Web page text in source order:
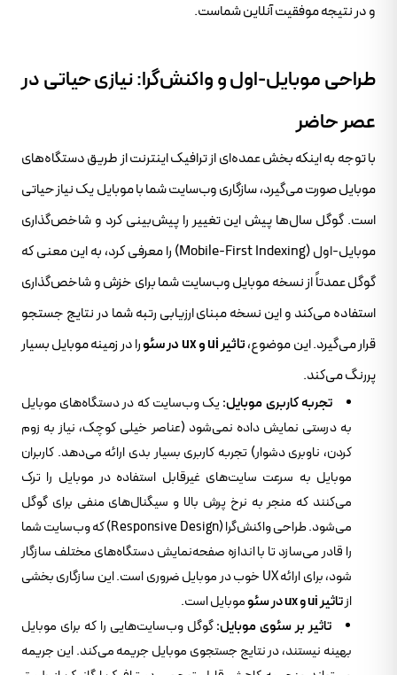
و در نتیجه موفقیت آنلاین شماست.
طراحی موبایل-اول و واکنش‌گرا: نیازی حیاتی در
عصر حاضر
با توجه به اینکه بخش عمده‌ای از ترافیک اینترنت از طریق دستگاه‌های
موبایل صورت می‌گیرد، سازگاری وب‌سایت شما با موبایل یک نیاز حیاتی
است. گوگل سال‌ها پیش این تغییر را پیش‌بینی کرد و شاخص‌گذاری
موبایل-اول (Mobile-First Indexing) را معرفی کرد، به این معنی که
گوگل عمدتاً از نسخه موبایل وب‌سایت شما برای خزش و شاخص‌گذاری
استفاده می‌کند و این نسخه مبنای ارزیابی رتبه شما در نتایج جستجو
قرار می‌گیرد. این موضوع،تاثیر ui و ux در سئو
را در زمینه موبایل بسیار
پررنگ می‌کند.
تجربه کاربری موبایل: یک وب‌سایت که در دستگاه‌های موبایل
به درستی نمایش داده نمی‌شود (عناصر خیلی کوچک، نیاز به زوم
کردن، ناوبری دشوار) تجربه کاربری بسیار بدی ارائه می‌دهد. کاربران
موبایل به سرعت سایت‌های غیرقابل استفاده در موبایل را ترک
می‌کنند که منجر به نرخ پرش بالا و سیگنال‌های منفی برای گوگل
می‌شود. طراحی واکنش‌گرا (Responsive Design) که وب‌سایت شما
را قادر می‌سازد تا با اندازه صفحه‌نمایش دستگاه‌های مختلف سازگار
شود، برای ارائه UX خوب در موبایل ضروری است. این سازگاری بخشی
ازتاثیر ui و ux در سئو
موبایل است.
تاثیر بر سئوی موبایل:گوگل وب‌سایت‌هایی را که برای موبایل
بهینه نیستند، در نتایج جستجوی موبایل جریمه می‌کند. این جریمه